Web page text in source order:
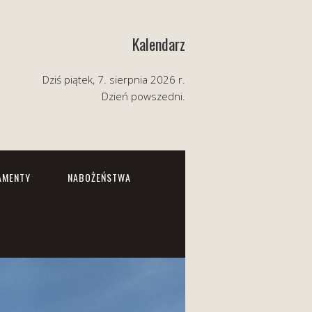
Kalendarz
Dziś piątek, 7. sierpnia 2026 r.
Dzień powszedni.
NABOŻEŃSTWA